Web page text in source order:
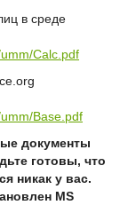
в среде
Calc.pdf
Base.pdf
документы
готовы, что
никак у вас.
MS